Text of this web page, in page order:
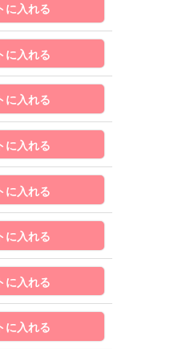
に入れる
に入れる
に入れる
に入れる
に入れる
に入れる
に入れる
に入れる